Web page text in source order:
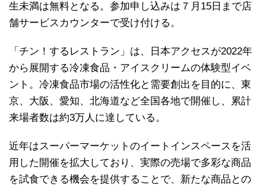
生未満は無料となる。参加申し込みは７月15日まで店
舗サービスカウンターで受け付ける。
「チン！するレストラン」は、日本アクセスが2022年
から展開する冷凍食品・アイスクリームの体験型イベ
ント。冷凍食品市場の活性化と需要創出を目的に、東
京、大阪、愛知、北海道など全国各地で開催し、累計
来場者数は約3万人に達している。
近年はスーパーマーケットのイートインスペースを活
用した開催を拡大しており、実際の売場で多彩な商品
を試食できる機会を提供することで、新たな商品との